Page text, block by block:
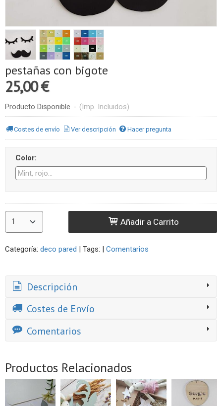
pestañas con bigote
25,00 €
Producto Disponible - (Imp. Incluidos)
Costes de envío Ver descripción Hacer pregunta
Color:
Añadir a Carrito
Categoría: deco pared | Tags: | Comentarios
Descripción
Costes de Envío
Comentarios
Productos Relacionados